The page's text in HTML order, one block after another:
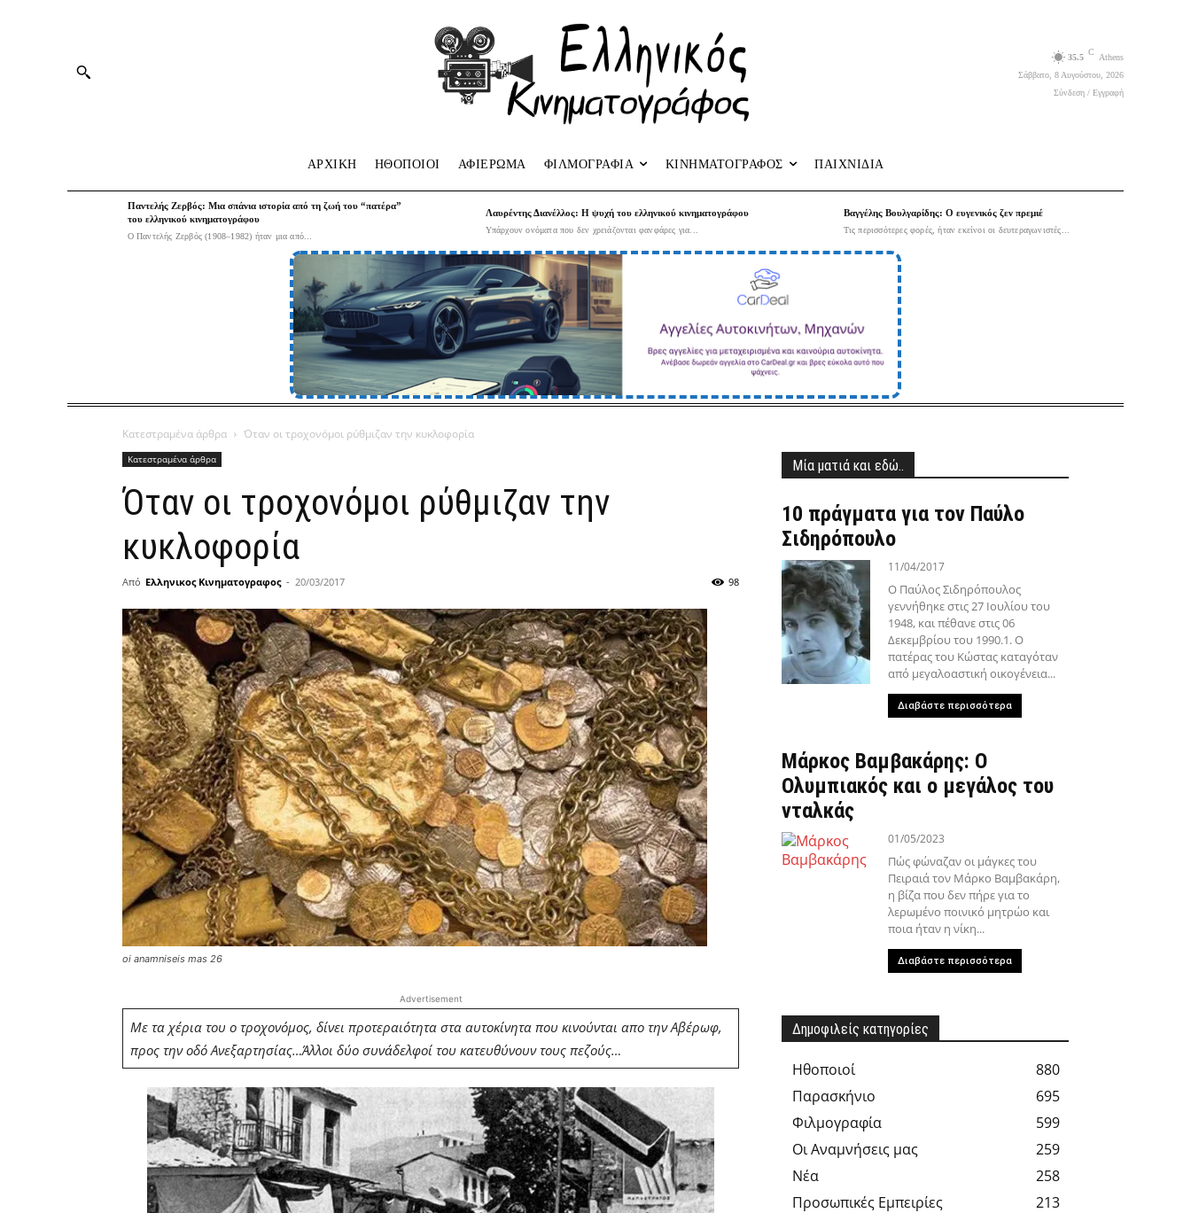
35.5
C
Athens
Σάββατο, 8 Αυγούστου, 2026
Σύνδεση / Εγγραφή
ΑΡΧΙΚΗ HΘΟΠΟΙΟΙ ΑΦΙΕΡΩΜΑ ΦΙΛΜΟΓΡΑΦΙΑ ΚΙΝΗΜΑΤΟΓΡΑΦΟΣ ΠΑΙΧΝΙΔΙΑ
Παντελής Ζερβός: Μια σπάνια ιστορία από τη ζωή του “πατέρα”
του ελληνικού κινηματογράφου
Ο Παντελής Ζερβός (1908–1982) ήταν μια από...
Λαυρέντης Διανέλλος: Η ψυχή του ελληνικού κινηματογράφου
Υπάρχουν ονόματα που δεν χρειάζονται φανφάρες για...
Βαγγέλης Βουλγαρίδης: Ο ευγενικός ζεν πρεμιέ
Τις περισσότερες φορές, ήταν εκείνοι οι δευτεραγωνιστές...
Κατεστραμένα άρθρα Όταν οι τροχονόμοι ρύθμιζαν την κυκλοφορία
Κατεστραμένα άρθρα
Όταν οι τροχονόμοι ρύθμιζαν την
κυκλοφορία
Από Ελληνικος Κινηματογραφος - 20/03/2017 98
oi anamniseis mas 26
Advertisement
Με τα χέρια του ο τροχονόμος, δίνει προτεραιότητα στα αυτοκίνητα που κινούνται απο την Αβέρωφ,
προς την οδό Ανεξαρτησίας…Άλλοι δύο συνάδελφοί του κατευθύνουν τους πεζούς…
Μία ματιά και εδώ..
10 πράγματα για τον Παύλο
Σιδηρόπουλο
11/04/2017
Ο Παύλος Σιδηρόπουλος
γεννήθηκε στις 27 Ιουλίου του
1948, και πέθανε στις 06
Δεκεμβρίου του 1990.1. Ο
πατέρας του Κώστας καταγόταν
από μεγαλοαστική οικογένεια...
Διαβάστε περισσότερα
Μάρκος Βαμβακάρης: Ο
Ολυμπιακός και ο μεγάλος του
νταλκάς
01/05/2023
Πώς φώναζαν οι μάγκες του
Πειραιά τον Μάρκο Βαμβακάρη,
η βίζα που δεν πήρε για το
λερωμένο ποινικό μητρώο και
ποια ήταν η νίκη...
Διαβάστε περισσότερα
Δημοφιλείς κατηγορίες
Hθοποιοί
880
Παρασκήνιο
695
Φιλμογραφία
599
Οι Αναμνήσεις μας
259
Νέα
258
Προσωπικές Εμπειρίες
213